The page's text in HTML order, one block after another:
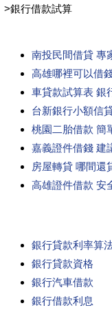
>銀行借款試算
南投民間借貸 專
高雄哪裡可以借
車貸款試算表 銀
台新銀行小額信
桃園二胎借款 簡
嘉義證件借錢 建
房屋轉貸 哪間還
高雄證件借款 安
銀行貸款利率算
銀行貸款資格
銀行汽車借款
銀行借款利息